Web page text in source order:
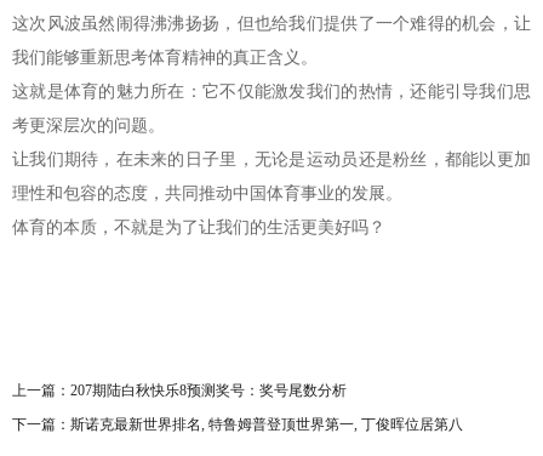
这次风波虽然闹得沸沸扬扬，但也给我们提供了一个难得的机会，让
我们能够重新思考体育精神的真正含义。
这就是体育的魅力所在：它不仅能激发我们的热情，还能引导我们思
考更深层次的问题。
让我们期待，在未来的日子里，无论是运动员还是粉丝，都能以更加
理性和包容的态度，共同推动中国体育事业的发展。
体育的本质，不就是为了让我们的生活更美好吗？
上一篇： 207期陆白秋快乐8预测奖号：奖号尾数分析
下一篇： 斯诺克最新世界排名, 特鲁姆普登顶世界第一, 丁俊晖位居第八